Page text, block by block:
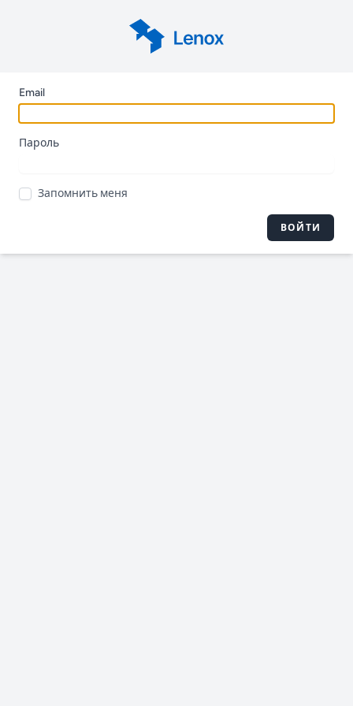
Email
Пароль
Запомнить меня
ВОЙТИ